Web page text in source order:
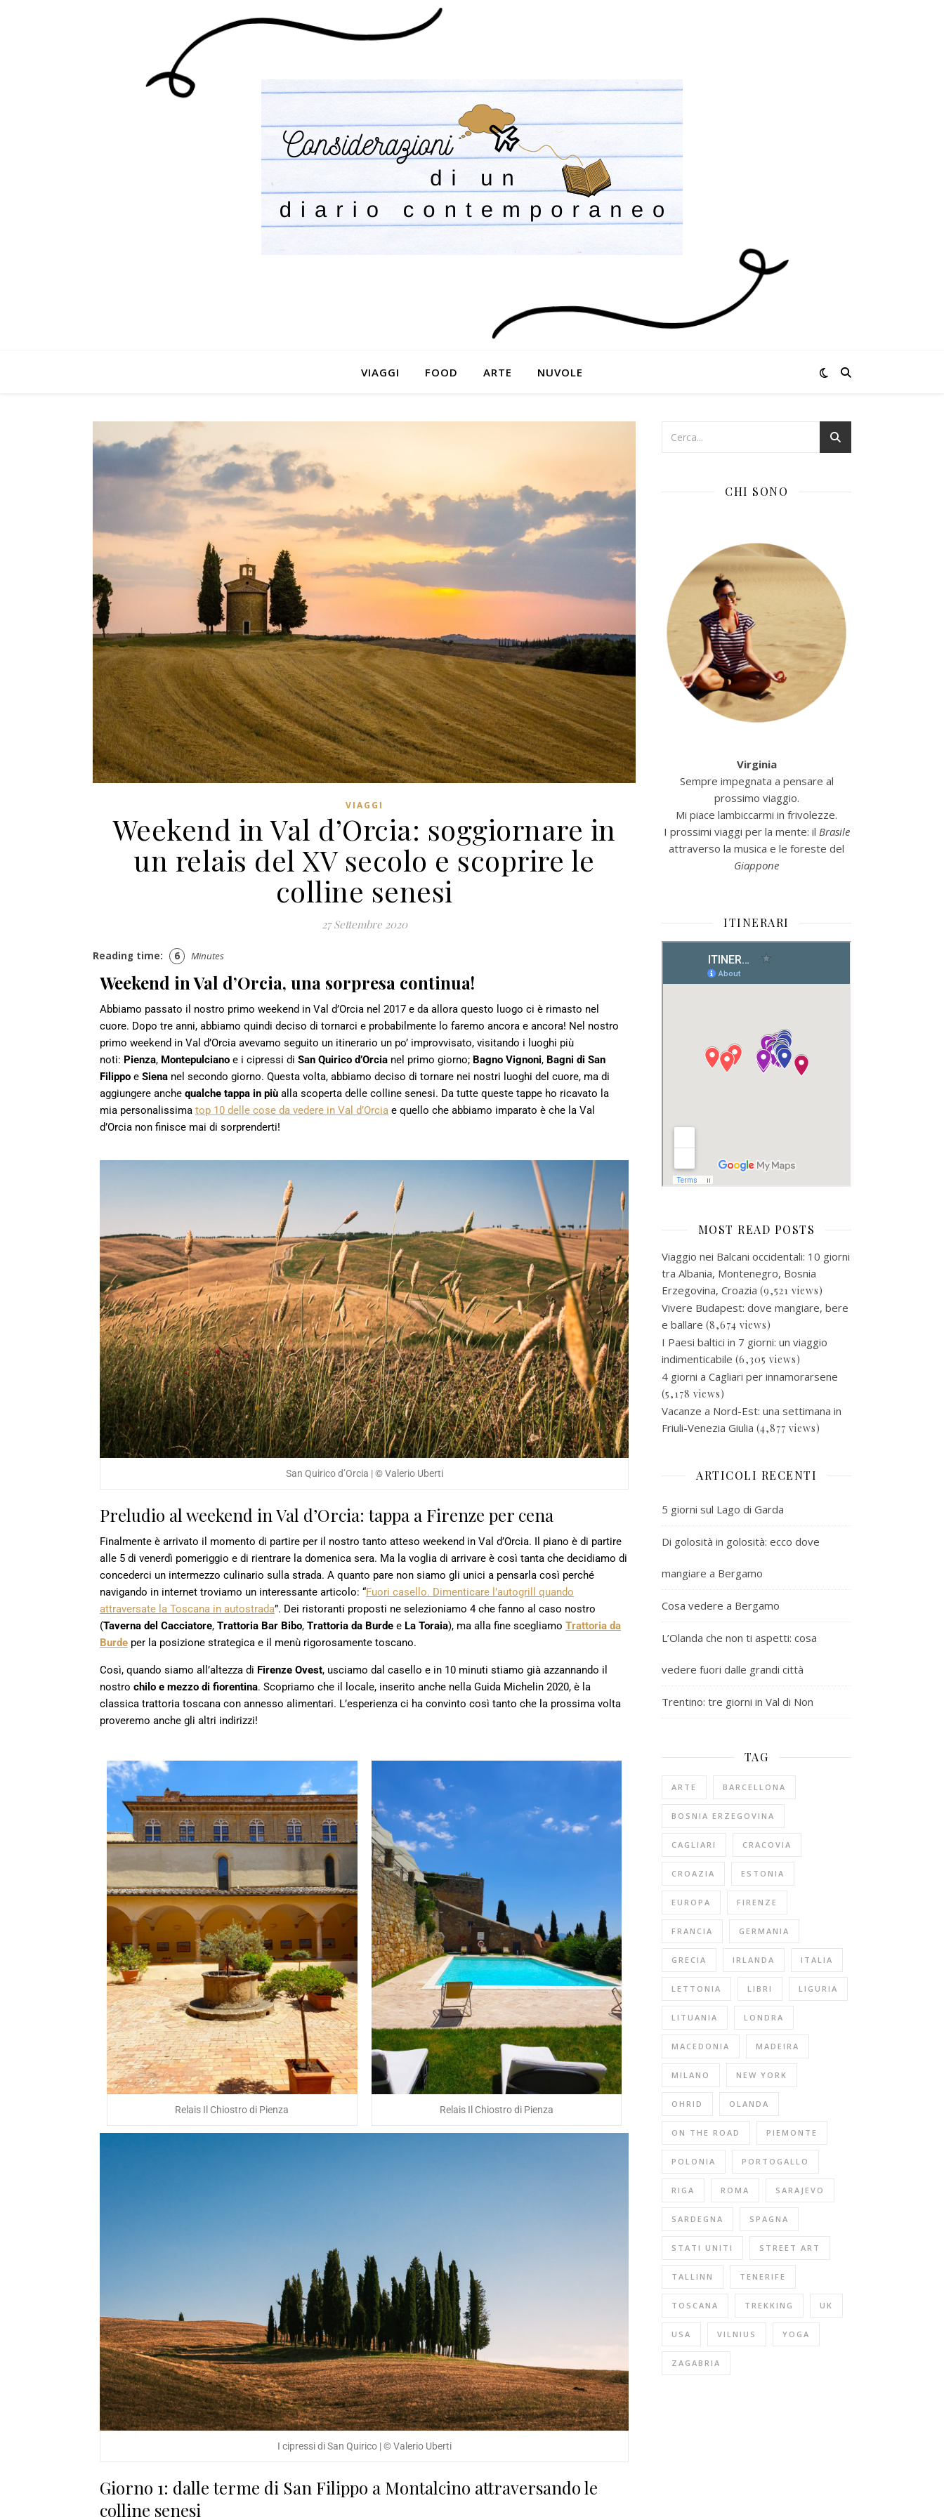
VIAGGI FOOD ARTE NUVOLE
VIAGGI
Weekend in Val d’Orcia: soggiornare in
un relais del XV secolo e scoprire le
colline senesi
27 Settembre 2020
Reading time: 6 Minutes
Weekend in Val d’Orcia, una sorpresa continua!
Abbiamo passato il nostro primo weekend in Val d’Orcia nel 2017 e da allora questo luogo ci è rimasto nel
cuore. Dopo tre anni, abbiamo quindi deciso di tornarci e probabilmente lo faremo ancora e ancora! Nel nostro
primo weekend in Val d’Orcia avevamo seguito un itinerario un po’ improvvisato, visitando i luoghi più
noti: Pienza, Montepulciano e i cipressi di San Quirico d’Orcia nel primo giorno; Bagno Vignoni, Bagni di San
Filippo e Siena nel secondo giorno. Questa volta, abbiamo deciso di tornare nei nostri luoghi del cuore, ma di
aggiungere anche qualche tappa in più alla scoperta delle colline senesi. Da tutte queste tappe ho ricavato la
mia personalissima top 10 delle cose da vedere in Val d’Orcia e quello che abbiamo imparato è che la Val
d’Orcia non finisce mai di sorprenderti!
San Quirico d’Orcia | © Valerio Uberti
Preludio al weekend in Val d’Orcia: tappa a Firenze per cena
Finalmente è arrivato il momento di partire per il nostro tanto atteso weekend in Val d’Orcia. Il piano è di partire
alle 5 di venerdì pomeriggio e di rientrare la domenica sera. Ma la voglia di arrivare è così tanta che decidiamo di
concederci un intermezzo culinario sulla strada. A quanto pare non siamo gli unici a pensarla così perché
navigando in internet troviamo un interessante articolo: “Fuori casello. Dimenticare l’autogrill quando
attraversate la Toscana in autostrada”. Dei ristoranti proposti ne selezioniamo 4 che fanno al caso nostro
(Taverna del Cacciatore, Trattoria Bar Bibo, Trattoria da Burde e La Toraia), ma alla fine scegliamo Trattoria da
Burde per la posizione strategica e il menù rigorosamente toscano.
Così, quando siamo all’altezza di Firenze Ovest, usciamo dal casello e in 10 minuti stiamo già azzannando il
nostro chilo e mezzo di fiorentina. Scopriamo che il locale, inserito anche nella Guida Michelin 2020, è la
classica trattoria toscana con annesso alimentari. L’esperienza ci ha convinto così tanto che la prossima volta
proveremo anche gli altri indirizzi!
Relais Il Chiostro di Pienza Relais Il Chiostro di Pienza
I cipressi di San Quirico | © Valerio Uberti
Giorno 1: dalle terme di San Filippo a Montalcino attraversando le
colline senesi
CHI SONO
Virginia
Sempre impegnata a pensare al
prossimo viaggio.
Mi piace lambiccarmi in frivolezze.
I prossimi viaggi per la mente: il Brasile
attraverso la musica e le foreste del
Giappone
ITINERARI
MOST READ POSTS
Viaggio nei Balcani occidentali: 10 giorni
tra Albania, Montenegro, Bosnia
Erzegovina, Croazia (9,521 views)
Vivere Budapest: dove mangiare, bere
e ballare (8,674 views)
I Paesi baltici in 7 giorni: un viaggio
indimenticabile (6,305 views)
4 giorni a Cagliari per innamorarsene
(5,178 views)
Vacanze a Nord-Est: una settimana in
Friuli-Venezia Giulia (4,877 views)
ARTICOLI RECENTI
5 giorni sul Lago di Garda
Di golosità in golosità: ecco dove
mangiare a Bergamo
Cosa vedere a Bergamo
L’Olanda che non ti aspetti: cosa
vedere fuori dalle grandi città
Trentino: tre giorni in Val di Non
TAG
ARTE BARCELLONA
BOSNIA ERZEGOVINA
CAGLIARI CRACOVIA
CROAZIA ESTONIA
EUROPA FIRENZE
FRANCIA GERMANIA
GRECIA IRLANDA ITALIA
LETTONIA LIBRI LIGURIA
LITUANIA LONDRA
MACEDONIA MADEIRA
MILANO NEW YORK
OHRID OLANDA
ON THE ROAD PIEMONTE
POLONIA PORTOGALLO
RIGA ROMA SARAJEVO
SARDEGNA SPAGNA
STATI UNITI STREET ART
TALLINN TENERIFE
TOSCANA TREKKING UK
USA VILNIUS YOGA
ZAGABRIA